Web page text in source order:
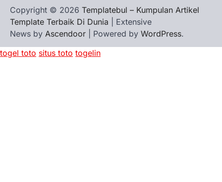
Copyright © 2026 Templatebul – Kumpulan Artikel
Template Terbaik Di Dunia | Extensive
News by Ascendoor | Powered by WordPress.
togel toto situs toto togelin